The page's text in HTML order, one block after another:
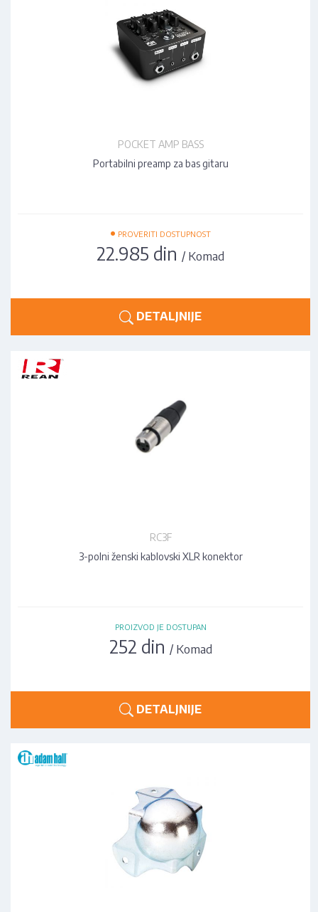
POCKET AMP BASS
Portabilni preamp za bas gitaru
• PROVERITI DOSTUPNOST
22.985 din/ Komad
DETALJNIJE
RC3F
3-polni ženski kablovski XLR konektor
PROIZVOD JE DOSTUPAN
252 din / Komad
DETALJNIJE